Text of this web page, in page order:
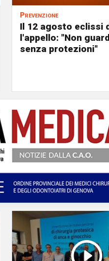
Prevenzione
Il 12 agosto eclissi
l'appello: "Non
senza protezioni"